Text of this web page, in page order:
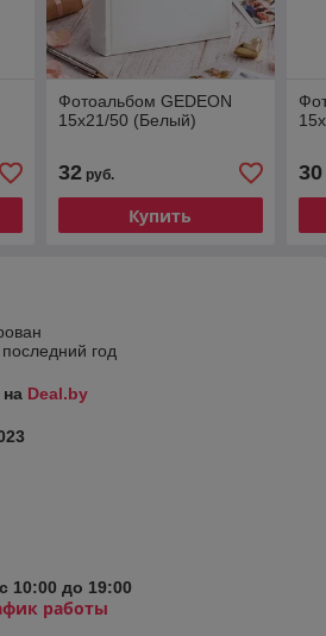
Фотоальбом GEDEON
15x21/50 (Белый)
32руб.
Купить
30
год
Deal.by
10:00 до 19:00
работы